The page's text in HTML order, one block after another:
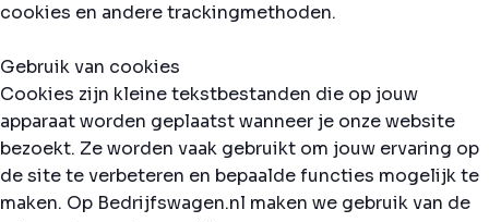
cookies en andere trackingmethoden.
Gebruik van cookies
Cookies zijn kleine tekstbestanden die op jouw
apparaat worden geplaatst wanneer je onze website
bezoekt. Ze worden vaak gebruikt om jouw ervaring op
de site te verbeteren en bepaalde functies mogelijk te
maken. Op Bedrijfswagen.nl maken we gebruik van de